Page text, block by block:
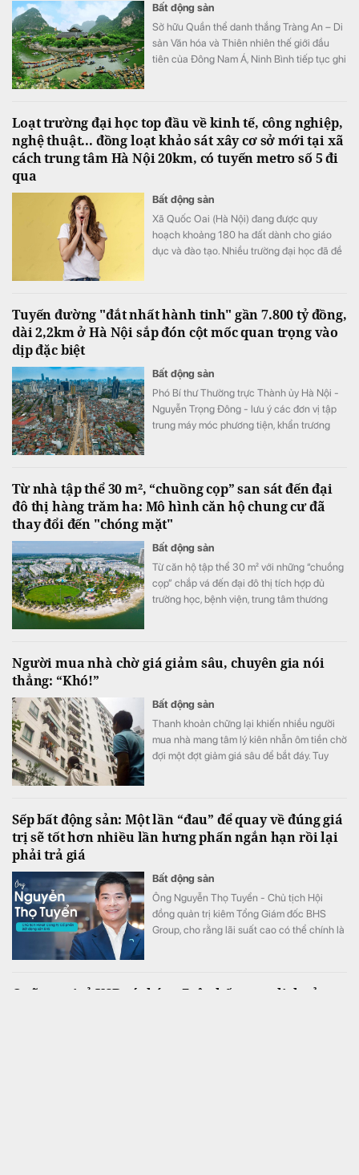
Bất động sản
Sở hữu Quần thể danh thắng Tràng An – Di
sản Văn hóa và Thiên nhiên thế giới đầu
tiên của Đông Nam Á, Ninh Bình tiếp tục ghi
Loạt trường đại học top đầu về kinh tế, công nghiệp,
nghệ thuật... đồng loạt khảo sát xây cơ sở mới tại xã
cách trung tâm Hà Nội 20km, có tuyến metro số 5 đi
qua
Bất động sản
Xã Quốc Oai (Hà Nội) đang được quy
hoạch khoảng 180 ha đất dành cho giáo
dục và đào tạo. Nhiều trường đại học đã đề
Tuyến đường "đắt nhất hành tinh" gần 7.800 tỷ đồng,
dài 2,2km ở Hà Nội sắp đón cột mốc quan trọng vào
dịp đặc biệt
Bất động sản
Phó Bí thư Thường trực Thành ủy Hà Nội -
Nguyễn Trọng Đông - lưu ý các đơn vị tập
trung máy móc phương tiện, khẩn trương
Từ nhà tập thể 30 m², “chuồng cọp” san sát đến đại
đô thị hàng trăm ha: Mô hình căn hộ chung cư đã
thay đổi đến "chóng mặt"
Bất động sản
Từ căn hộ tập thể 30 m² với những “chuồng
cọp” chắp vá đến đại đô thị tích hợp đủ
trường học, bệnh viện, trung tâm thương
Người mua nhà chờ giá giảm sâu, chuyên gia nói
thẳng: “Khó!”
Bất động sản
Thanh khoản chững lại khiến nhiều người
mua nhà mang tâm lý kiên nhẫn ôm tiền chờ
đợi một đợt giảm giá sâu để bắt đáy. Tuy
giảm của thị trường.
Sếp bất động sản: Một lần “đau” để quay về đúng giá
trị sẽ tốt hơn nhiều lần hưng phấn ngắn hạn rồi lại
phải trả giá
Bất động sản
Ông Nguyễn Thọ Tuyển - Chủ tịch Hội
đồng quản trị kiêm Tổng Giám đốc BHS
Group, cho rằng lãi suất cao có thể chính là
Quỹ ngoại tỷ USD có tháng 7 tệ nhất trong lịch sử